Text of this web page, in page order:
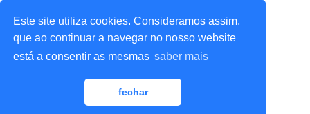
Este site utiliza cookies. Consideramos assim,
que ao continuar a navegar no nosso website
está a consentir as mesmas saber mais
fechar